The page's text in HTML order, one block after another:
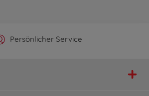
Offizieller Hersteller Shop
Persönlicher Service
Versandkostenfrei ab 25€
Schnelle Lieferung